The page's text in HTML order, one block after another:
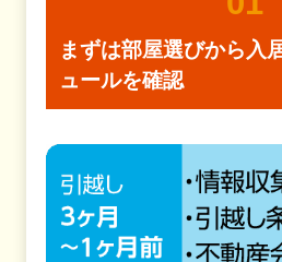
まずは部屋選びから 入
ュールを確認